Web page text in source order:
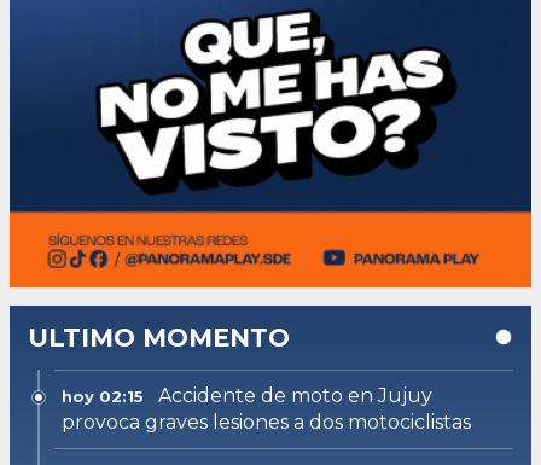
ULTIMO MOMENTO
hoy 02:15
Accidente de moto en Jujuy
provoca graves lesiones a dos motociclistas